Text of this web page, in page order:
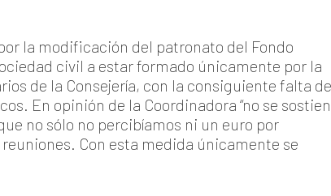
la modificación del patronato del Fondo
civil a estar formado únicamente por la
de la Consejería, con la consiguiente falta de
En opinión de la Coordinadora “no se
no sólo no percibíamos ni un euro por
Con esta medida únicamente se